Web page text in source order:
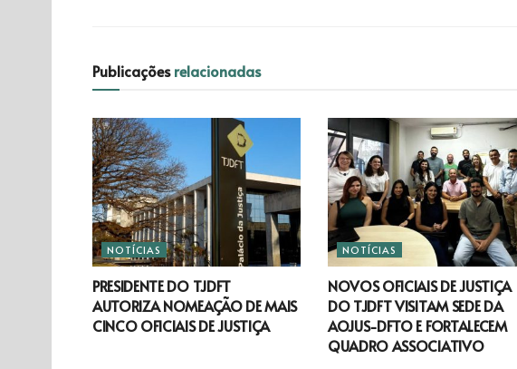
Publicaçõesrelacionadas
NOTÍCIAS
PRESIDENTE DO TJDFT
AUTORIZA NOMEAÇÃO DE MAIS
CINCO OFICIAIS DE JUSTIÇA
NOTÍCIAS
NOVOS OFICIAIS DE JUSTIÇA
DO TJDFT VISITAM SEDE DA
AOJUS-DFTO E FORTALECEM
QUADRO ASSOCIATIVO